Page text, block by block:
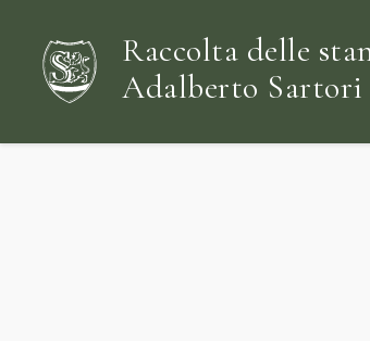
Raccolta delle
Adalberto Sartori